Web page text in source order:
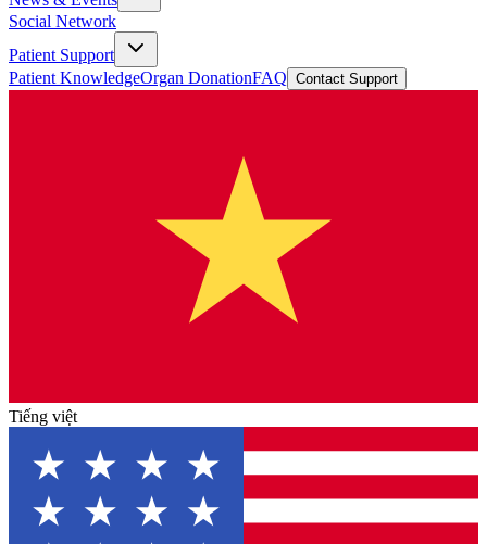
Social Network
Patient Support
Patient KnowledgeOrgan DonationFAQ Contact Support
Tiếng việt